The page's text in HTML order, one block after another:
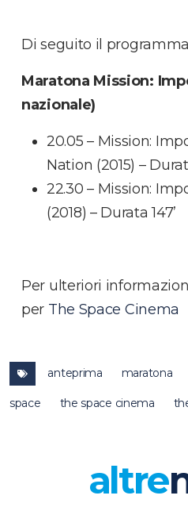
Di seguito il
Maratona Mission:
nazionale)
20.05 – Mission:
Nation (2015) –
22.30 – Mission:
(2018) – Durata 147’
Per ulteriori
per The Space Cinema
anteprima maratona
space the space cinema
altre